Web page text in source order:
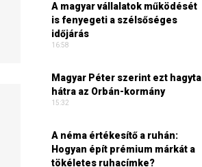
A magyar vállalatok működését
is fenyegeti a szélsőséges
időjárás
16:58
Magyar Péter szerint ezt hagyta
hátra az Orbán-kormány
15:32
A néma értékesítő a ruhán:
Hogyan épít prémium márkát a
tökéletes ruhacímke?